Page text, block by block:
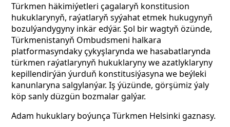
Türkmen häkimiýetleri çagalaryň konstitusion
hukuklarynyň, raýatlaryň syýahat etmek hukugynyň
bozulýandygyny inkär edýär. Şol bir wagtyň özünde,
Türkmenistanyň Ombudsmeni halkara
platformasyndaky çykyşlarynda we hasabatlarynda
türkmen raýatlarynyň hukuklaryny we azatlyklaryny
kepillendirýän ýurduň konstitusiýasyna we beýleki
kanunlaryna salgylanýar. Iş ýüzünde, görşümiz ýaly
köp sanly düzgün bozmalar galýar.
Adam hukuklary boýunça Türkmen Helsinki gaznasy.